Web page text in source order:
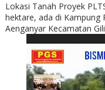
Lokasi Tanah Proyek
hektare, ada di Kampung
Aenganyar Kecamatan